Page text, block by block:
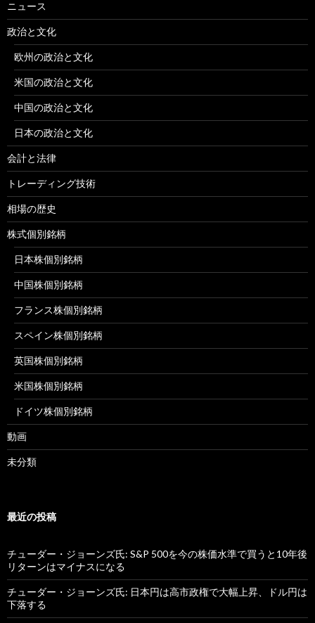
ニュース
政治と文化
欧州の政治と文化
米国の政治と文化
中国の政治と文化
日本の政治と文化
会計と法律
トレーディング技術
相場の歴史
株式個別銘柄
日本株個別銘柄
中国株個別銘柄
フランス株個別銘柄
スペイン株個別銘柄
英国株個別銘柄
米国株個別銘柄
ドイツ株個別銘柄
動画
未分類
最近の投稿
チューダー・ジョーンズ氏: S&P 500を今の株価水準で買うと10年後
リターンはマイナスになる
チューダー・ジョーンズ氏: 日本円は高市政権で大幅上昇、ドル円は
下落する